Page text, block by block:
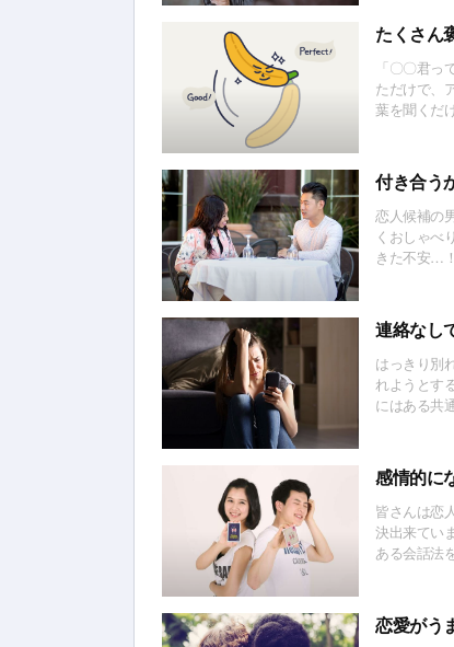
たくさん
「〇〇君
ただけで、
葉を聞くだ
付き合う
恋人候補の
くおしゃべ
きた不安…
連絡なし
はっきり別
れようとす
にはある共
感情的に
皆さんは恋
決出来てい
ある会話法
恋愛がう